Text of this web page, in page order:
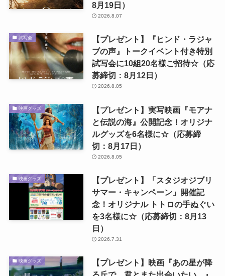
8月19日）
2026.8.07
試写会
【プレゼント】『ヒンド・ラジャ
ブの声』トークイベント付き特別
試写会に10組20名様ご招待☆（応
募締切：8月12日）
2026.8.05
映画グッズ
【プレゼント】実写映画『モアナ
と伝説の海』公開記念！オリジナ
ルグッズを6名様に☆（応募締
切：8月17日）
2026.8.05
映画グッズ
【プレゼント】「スタジオジブリ
サマー・キャンペーン」開催記
念！オリジナル トトロの手ぬぐい
を3名様に☆（応募締切：8月13
日）
2026.7.31
映画グッズ
【プレゼント】映画『あの星が降